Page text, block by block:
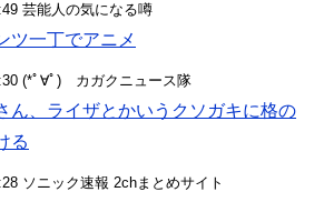
芸能人の気になる噂
ツ一丁でアニメ
(*ﾟ∀ﾟ)ゞカガクニュース隊
ん、ライザとかいうクソガキに格の
る
ソニック速報 2chまとめサイト